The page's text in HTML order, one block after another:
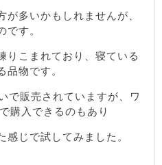
多いかもしれませんが、
です。
りこまれており、寝ている
品物です。
で販売されていますが、ワ
購入できるのもあり
じで試してみました。